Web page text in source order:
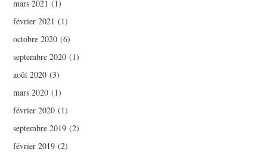
mars 2021 (1)
février 2021 (1)
octobre 2020 (6)
septembre 2020 (1)
août 2020 (3)
mars 2020 (1)
février 2020 (1)
septembre 2019 (2)
février 2019 (2)